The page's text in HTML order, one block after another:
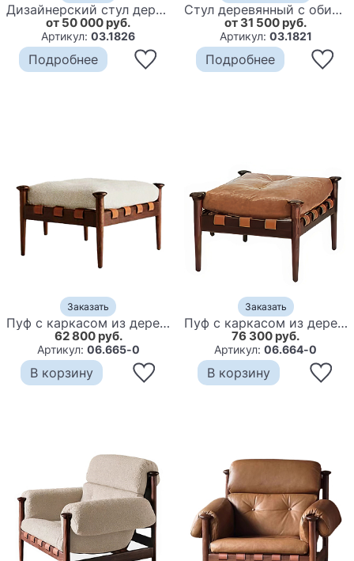
Дизайнерский стул деревянный с полукруглой спинкой Highquality
от 50 000 руб.
Артикул:03.1826
Подробнее
Стул деревянный с обивкой из ткани букле Cushion Wooden Chair
от 31 500 руб.
Артикул: 03.1821
Подробнее
Заказать
Пуф с каркасом из дерева и обивкой из ткани букле Furniture Medieval
62 800 руб.
Артикул: 06.665-0
В корзину
Заказать
Пуф с каркасом из дерева и обивкой из кожи Furniture Medieval
76 300 руб.
Артикул:06.664-0
В корзину